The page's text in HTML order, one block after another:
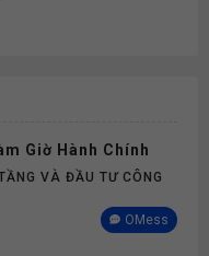
Giờ Hành Chính
VÀ ĐẦU TƯ CÔNG
OMess